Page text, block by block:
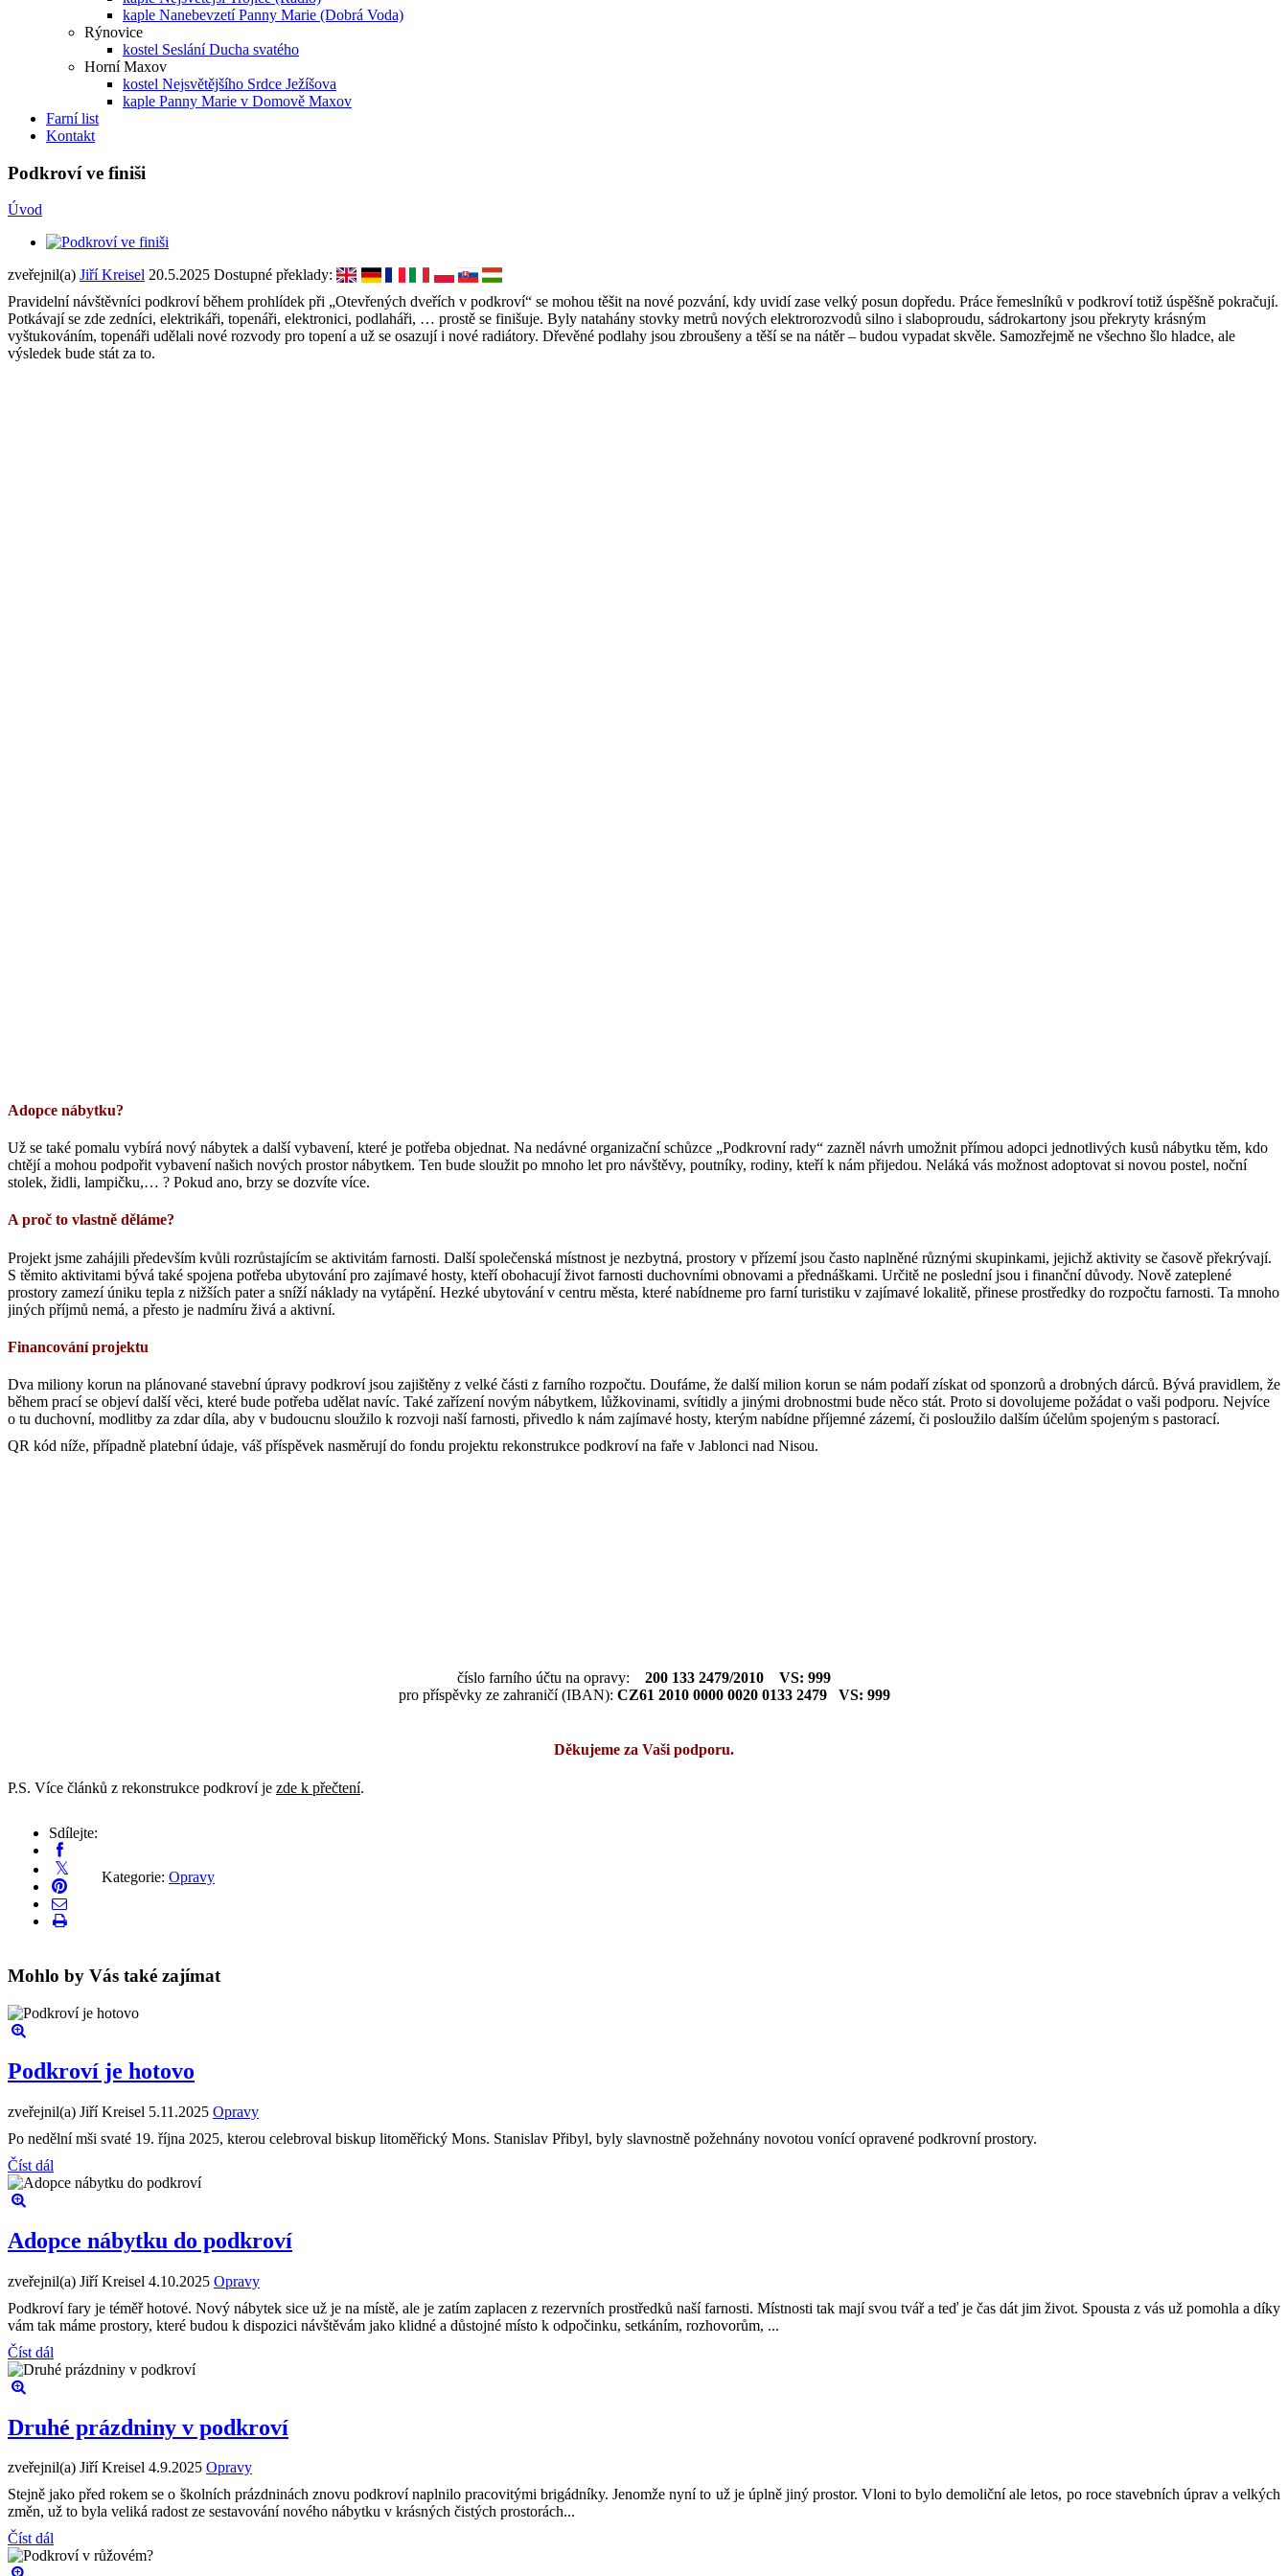
kaple Nanebevzetí Panny Marie (Dobrá Voda)
Rýnovice
kostel Seslání Ducha svatého
Horní Maxov
kostel Nejsvětějšího Srdce Ježíšova
kaple Panny Marie v Domově Maxov
Farní list
Kontakt
Podkroví ve finiši
Úvod
zveřejnil(a) Jiří Kreisel 20.5.2025 Dostupné překlady:
Pravidelní návštěvníci podkroví během prohlídek při „Otevřených dveřích v podkroví“ se mohou těšit na nové pozvání, kdy uvidí zase velký posun dopředu. Práce řemeslníků v podkroví totiž úspěšně pokračují.
Potkávají se zde zedníci, elektrikáři, topenáři, elektronici, podlaháři, … prostě se finišuje. Byly natahány stovky metrů nových elektrorozvodů silno i slaboproudu, sádrokartony jsou překryty krásným
vyštukováním, topenáři udělali nové rozvody pro topení a už se osazují i nové radiátory. Dřevěné podlahy jsou zbroušeny a těší se na nátěr – budou vypadat skvěle. Samozřejmě ne všechno šlo hladce, ale
výsledek bude stát za to.
Adopce nábytku?
Už se také pomalu vybírá nový nábytek a další vybavení, které je potřeba objednat. Na nedávné organizační schůzce „Podkrovní rady“ zazněl návrh umožnit přímou adopci jednotlivých kusů nábytku těm, kdo
chtějí a mohou podpořit vybavení našich nových prostor nábytkem. Ten bude sloužit po mnoho let pro návštěvy, poutníky, rodiny, kteří k nám přijedou. Neláká vás možnost adoptovat si novou postel, noční
stolek, židli, lampičku,… ? Pokud ano, brzy se dozvíte více.
A proč to vlastně děláme?
Projekt jsme zahájili především kvůli rozrůstajícím se aktivitám farnosti. Další společenská místnost je nezbytná, prostory v přízemí jsou často naplněné různými skupinkami, jejichž aktivity se časově překrývají.
S těmito aktivitami bývá také spojena potřeba ubytování pro zajímavé hosty, kteří obohacují život farnosti duchovními obnovami a přednáškami. Určitě ne poslední jsou i finanční důvody. Nově zateplené
prostory zamezí úniku tepla z nižších pater a sníží náklady na vytápění. Hezké ubytování v centru města, které nabídneme pro farní turistiku v zajímavé lokalitě, přinese prostředky do rozpočtu farnosti. Ta mnoho
jiných příjmů nemá, a přesto je nadmíru živá a aktivní.
Financování projektu
Dva miliony korun na plánované stavební úpravy podkroví jsou zajištěny z velké části z farního rozpočtu. Doufáme, že další milion korun se nám podaří získat od sponzorů a drobných dárců. Bývá pravidlem, že
během prací se objeví další věci, které bude potřeba udělat navíc. Také zařízení novým nábytkem, lůžkovinami, svítidly a jinými drobnostmi bude něco stát. Proto si dovolujeme požádat o vaši podporu. Nejvíce
o tu duchovní, modlitby za zdar díla, aby v budoucnu sloužilo k rozvoji naší farnosti, přivedlo k nám zajímavé hosty, kterým nabídne příjemné zázemí, či posloužilo dalším účelům spojeným s pastorací.
QR kód níže, případně platební údaje, váš příspěvek nasměrují do fondu projektu rekonstrukce podkroví na faře v Jablonci nad Nisou.
číslo farního účtu na opravy: 200 133 2479/2010 VS: 999
pro příspěvky ze zahraničí (IBAN): CZ61 2010 0000 0020 0133 2479 VS: 999
Děkujeme za Vaši podporu.
P.S. Více článků z rekonstrukce podkroví je zde k přečtení.
Sdílejte:
Kategorie: Opravy
Mohlo by Vás také zajímat
Podkroví je hotovo
zveřejnil(a) Jiří Kreisel 5.11.2025 Opravy
Po nedělní mši svaté 19. října 2025, kterou celebroval biskup litoměřický Mons. Stanislav Přibyl, byly slavnostně požehnány novotou vonící opravené podkrovní prostory.
Číst dál
Adopce nábytku do podkroví
zveřejnil(a) Jiří Kreisel 4.10.2025 Opravy
Podkroví fary je téměř hotové. Nový nábytek sice už je na místě, ale je zatím zaplacen z rezervních prostředků naší farnosti. Místnosti tak mají svou tvář a teď je čas dát jim život. Spousta z vás už pomohla a díky
vám tak máme prostory, které budou k dispozici návštěvám jako klidné a důstojné místo k odpočinku, setkáním, rozhovorům, ...
Číst dál
Druhé prázdniny v podkroví
zveřejnil(a) Jiří Kreisel 4.9.2025 Opravy
Stejně jako před rokem se o školních prázdninách znovu podkroví naplnilo pracovitými brigádníky. Jenomže nyní to už je úplně jiný prostor. Vloni to bylo demoliční ale letos, po roce stavebních úprav a velkých
změn, už to byla veliká radost ze sestavování nového nábytku v krásných čistých prostorách...
Číst dál